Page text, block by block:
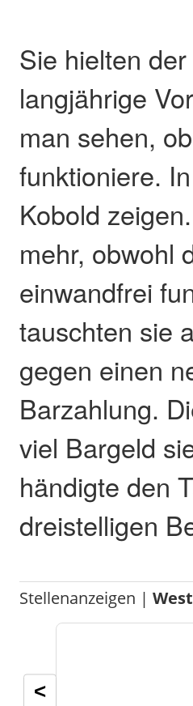
Sie hielten
langjährige
man sehen,
funktioniere.
Kobold
mehr, obwohl
einwandfrei
tauschten sie
gegen einen
Barzahlung.
viel Bargeld
händigte den
dreistelligen
Stellenanzeigen |
<